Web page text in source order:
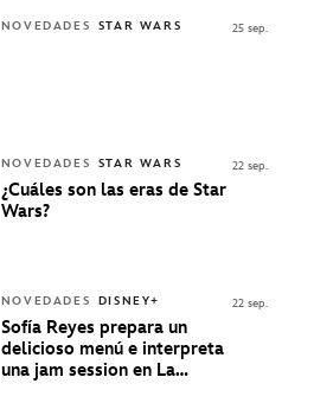
NOVEDADES STAR WARS 25 sep.
NOVEDADES STAR WARS
¿Cuáles son las eras de Star
Wars?
22 sep.
NOVEDADES DISNEY+
Sofía Reyes prepara un
delicioso menú e interpreta
una jam session en La
22 sep.